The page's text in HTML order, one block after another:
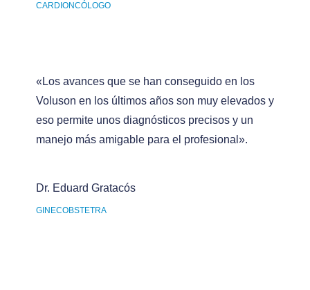
CARDIONCÓLOGO
«Los avances que se han conseguido en los
Voluson en los últimos años son muy elevados y
eso permite unos diagnósticos precisos y un
manejo más amigable para el profesional».
Dr. Eduard Gratacós
GINECOBSTETRA